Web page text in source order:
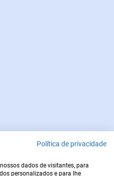
Política de privacidade
dados de visitantes, para
personalizados e para lhe